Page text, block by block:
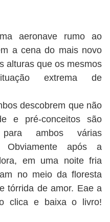
aeronave rumo ao
a cena do mais novo
alturas que os mesmos
extrema de
descobrem que não
e pré-conceitos são
para ambos várias
Obviamente após a
em uma noite fria
no meio da floresta
tórrida de amor. Eae a
clica e baixa o livro!